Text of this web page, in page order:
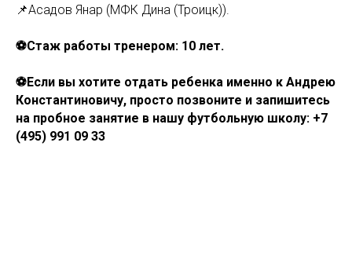
📌Асадов Янар (МФК Дина (Троицк)).
⚽Стаж работы тренером: 10 лет.
⚽Если вы хотите отдать ребенка именно к Андрею
Константиновичу, просто позвоните и запишитесь
на пробное занятие в нашу футбольную школу: +7
(495) 991 09 33